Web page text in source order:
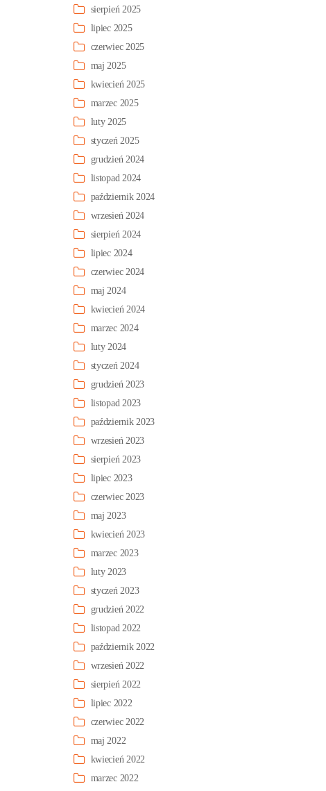
sierpień 2025
lipiec 2025
czerwiec 2025
maj 2025
kwiecień 2025
marzec 2025
luty 2025
styczeń 2025
grudzień 2024
listopad 2024
październik 2024
wrzesień 2024
sierpień 2024
lipiec 2024
czerwiec 2024
maj 2024
kwiecień 2024
marzec 2024
luty 2024
styczeń 2024
grudzień 2023
listopad 2023
październik 2023
wrzesień 2023
sierpień 2023
lipiec 2023
czerwiec 2023
maj 2023
kwiecień 2023
marzec 2023
luty 2023
styczeń 2023
grudzień 2022
listopad 2022
październik 2022
wrzesień 2022
sierpień 2022
lipiec 2022
czerwiec 2022
maj 2022
kwiecień 2022
marzec 2022